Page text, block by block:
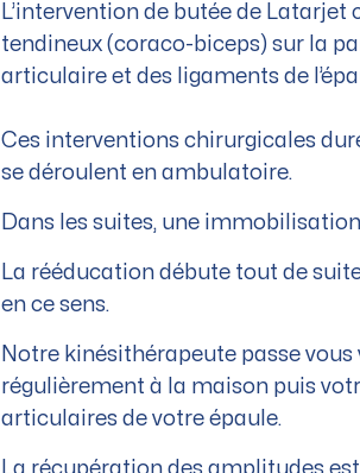
L’intervention de butée de Latarjet
tendineux (coraco-biceps) sur la
articulaire et des ligaments de
Ces interventions chirurgicales
se déroulent en ambulatoire.
Dans les suites, une
La rééducation débute tout de
en ce sens.
Notre kinésithérapeute passe
régulièrement à la maison puis
articulaires de votre épaule.
La récupération des amplitudes